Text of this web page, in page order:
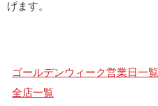
げます。
ゴールデンウィーク営業日一
全店一覧